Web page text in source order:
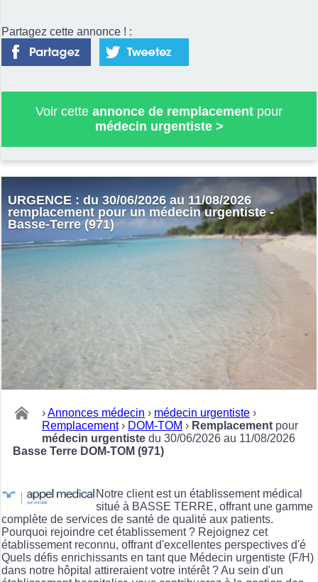
Partagez cette annonce ! :
Voir cette annonce de remplacement pour
médecin urgentiste>
URGENCE : du 30/06/2026 au 11/08/2026
remplacement pour un médecin urgentiste -
Basse-Terre (971)
›Annonces médecin › médecin urgentiste ›
Remplacement › DOM-TOM › Remplacement pour
médecin urgentiste du 30/06/2026 au 11/08/2026
Basse Terre DOM-TOM (971)
Notre client est un établissement médical
situé à BASSE TERRE, offrant une gamme
complète de services de santé de qualité aux patients.
Pourquoi rejoindre cet établissement ? Rejoignez cet
établissement reconnu, offrant d'excellentes perspectives d'é
Quels défis enrichissants en tant que Médecin urgentiste (F/H)
dans notre hôpital attireraient votre intérêt ? Au sein d'un